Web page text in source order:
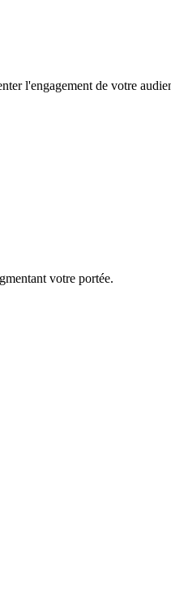
l'engagement de votre
votre portée.